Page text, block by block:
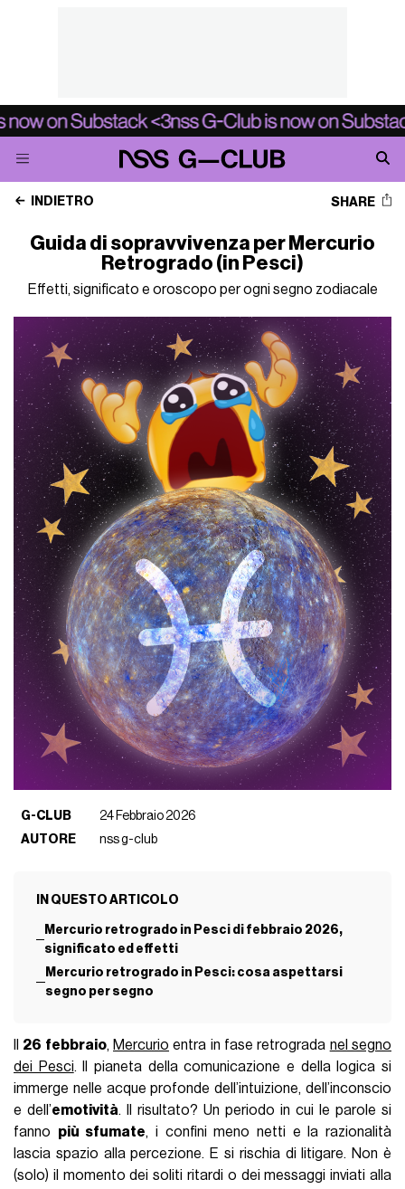
INDIETRO SHARE
Guida di sopravvivenza per Mercurio
Retrogrado (in Pesci)
Effetti, significato e oroscopo per ogni segno zodiacale
G-CLUB
24 Febbraio 2026
AUTORE
nss g-club
IN QUESTO ARTICOLO
Mercurio retrogrado in Pesci di febbraio 2026,
significato ed effetti
Mercurio retrogrado in Pesci: cosa aspettarsi
segno per segno
26 febbraio, Mercurio entra in fase retrograda nel segno
dei Pesci. Il pianeta della comunicazione e della logica si
immerge nelle acque profonde dell’intuizione, dell’inconscio
e dell’emotività. Il risultato? Un periodo in cui le parole si
fanno più sfumate, i confini meno netti e la razionalità
lascia spazio alla percezione. E si rischia di litigare. Non è
(solo) il momento dei soliti ritardi o dei messaggi inviati alla